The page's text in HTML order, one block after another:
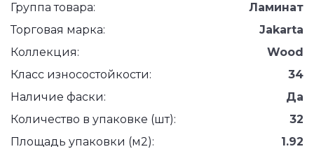
Группа товара:
Ламинат
Торговая марка:
Jakarta
Коллекция:
Wood
Класс износостойкости:
34
Наличие фаски:
Да
Количество в упаковке (шт):
32
Площадь упаковки (м2):
1.92